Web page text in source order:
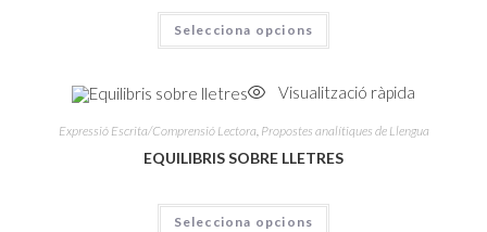
Selecciona opcions
Visualització ràpida
Expressió Escrita/Comprensió Lectora Propostes analítiques de Llengua
EQUILIBRIS SOBRE LLETRES
Selecciona opcions